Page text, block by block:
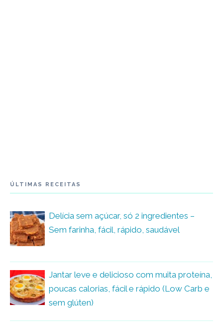
ÚLTIMAS RECEITAS
Delícia sem açúcar, só 2 ingredientes –
Sem farinha, fácil, rápido, saudável
Jantar leve e delicioso com muita proteína,
poucas calorias, fácil e rápido (Low Carb e
sem glúten)